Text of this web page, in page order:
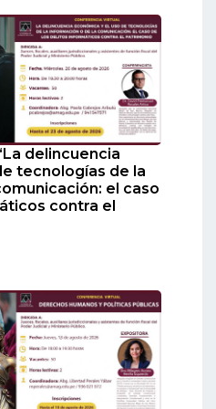
delincuencia
tecnologías de la
el caso
contra el